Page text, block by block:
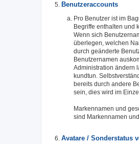
Benutzeraccounts
Pro Benutzer ist im
Begriffe enthalten und
Wenn sich
überlegen, welchen
durch geänderte
Benutzernamen
Administration ändern
kundtun.
bereits durch andere
sein, dies wird im
Markennamen und
sind Markennamen
Avatare / Sonderstatus